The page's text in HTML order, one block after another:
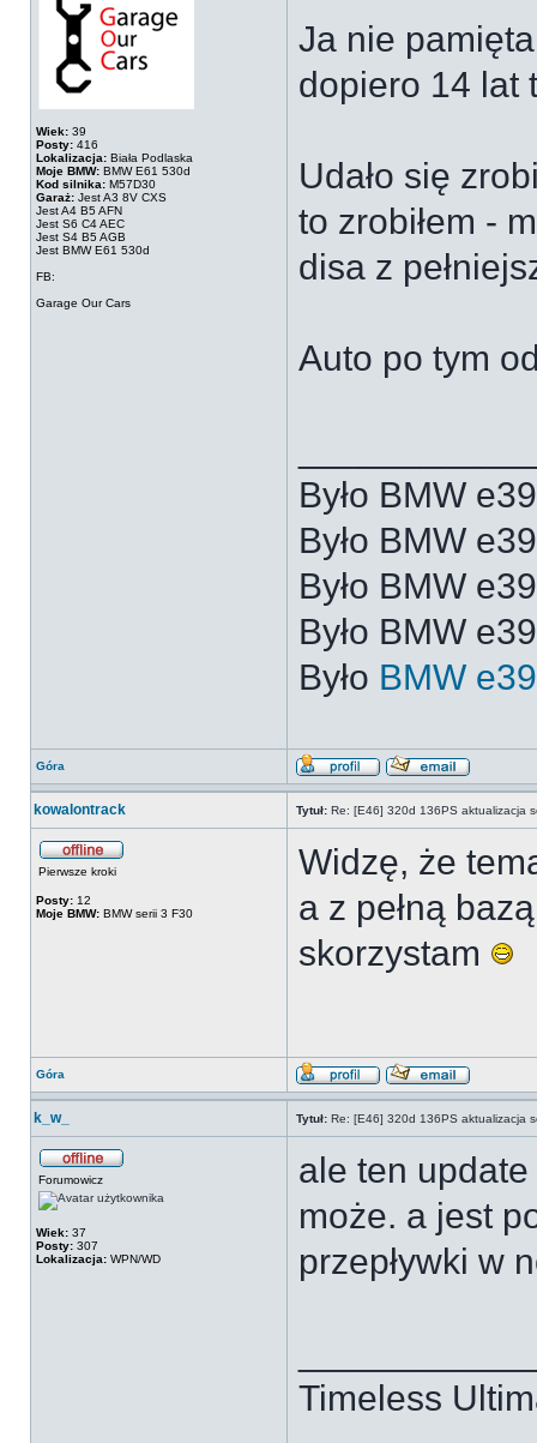
Wiek: 39
Posty: 416
Lokalizacja: Biała Podlaska
Moje BMW: BMW E61 530d
Kod silnika: M57D30
Garaż: Jest A3 8V CXS
Jest A4 B5 AFN
Jest S6 C4 AEC
Jest S4 B5 AGB
Jest BMW E61 530d
FB:
Garage Our Cars
Ja nie
dopiero 14 lat
Udało się
to zrobiłem -
disa z
Auto po tym
Było BMW
Było BMW
Było BMW
Było BMW
Było BMW
Góra
kowalontrack Tytuł: Re: [E46] 320d 136PS aktualizacja
Pierwsze kroki
Posty: 12
Moje BMW: BMW serii 3 F30
Widzę, że
a z pełną
skorzystam
Góra
k_w_ Tytuł: Re: [E46] 320d 136PS aktualizacja
Forumowicz
Wiek: 37
Posty: 307
Lokalizacja: WPN/WD
ale ten
może. a jest
przepływki w
Timeless